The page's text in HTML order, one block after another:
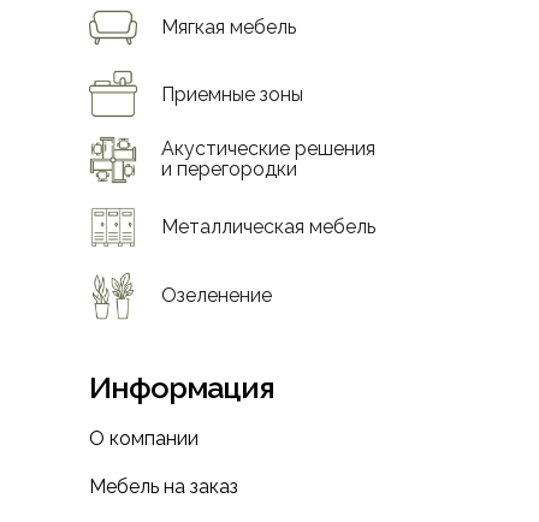
Приемные зоны
Озеленение
Акустические решения
и перегородки
Мягкая мебель
Металлическая мебель
Информация
О компании
Мебель на заказ